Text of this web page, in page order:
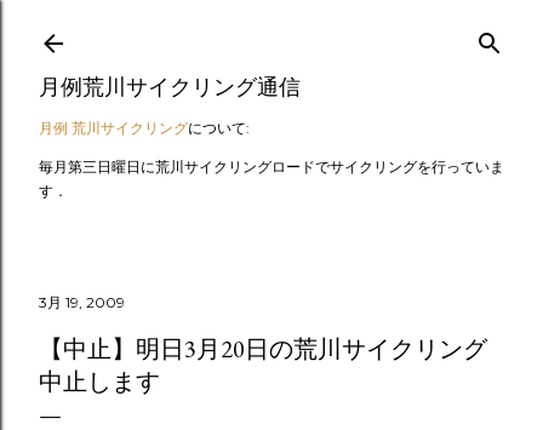
スキップしてメイン コンテンツに移動
月例荒川サイクリング通信
月例 荒川サイクリングについて:
毎月第三日曜日に荒川サイクリングロードでサイクリングを行っていま
す．
3月 19, 2009
【中止】明日3月20日の荒川サイクリング
中止します